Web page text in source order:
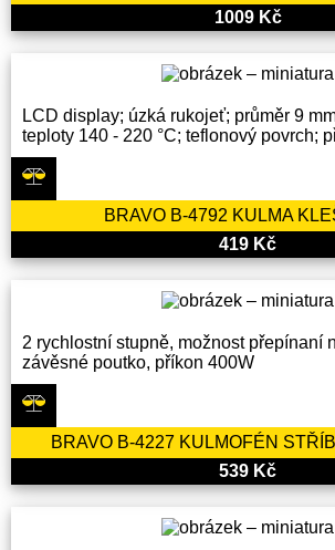
1009 Kč
LCD display; úzká rukojeť; průměr 9
teploty 140 - 220 °C; teflonový povrch;
BRAVO B-4792 KULMA
419 Kč
2 rychlostní stupně, možnost přepínaní
závěsné poutko, příkon 400W
BRAVO B-4227 KULMOFÉN
539 Kč